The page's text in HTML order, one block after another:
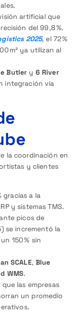
artificial que
del 99,8 %.
2025, el 72 %
m² ya utilizan al
Butler y 6 River
integración vía
la coordinación en
y clientes
gracias a la
y sistemas TMS.
picos de
se incrementó la
150 % sin
SCALE,Blue
WMS.
las empresas
un promedio